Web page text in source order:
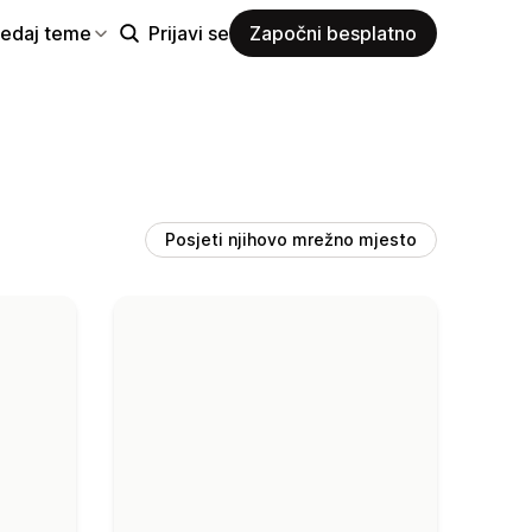
teme Prijavi se Započni besplatno
Posjeti njihovo mrežno mjesto